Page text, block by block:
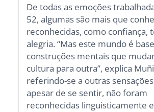
De todas as emoções
52, algumas são mais que
reconhecidas, como confiança,
alegria. “Mas este mundo é
construções mentais que
cultura para outra”, explica
referindo-se a outras
apesar de se sentir, não foram
reconhecidas linguisticamente